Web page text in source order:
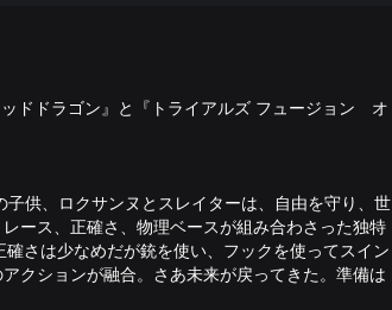
ドドラゴン』と『トライアルズ フュージョン オ
供、ロクサンヌとスレイターは、自由を守り、世
ース、正確さ、物理ベースが組み合わさった独特
さは少なめだが銃を使い、フックを使ってスイン
クションが融合。さあ未来が戻ってきた。準備は